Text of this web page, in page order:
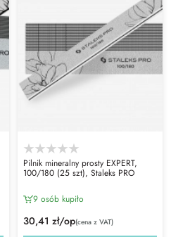
Pilnik mineralny prosty EXPERT,
100/180 (25 szt), Staleks PRO
9 osób kupiło
30,41 zł/op(cena z VAT)